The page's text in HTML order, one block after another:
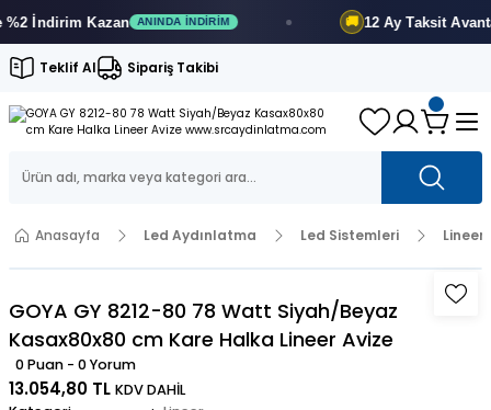
İndirimKazan ANINDA İNDIRIM 12 Ay Taksit Avantajı
Teklif Al Sipariş Takibi
Anasayfa Led Aydınlatma Led Sistemleri Lineer
GOYA GY 8212-80 78 Watt Siyah/Beyaz
Kasax80x80 cm Kare Halka Lineer Avize
0 Puan - 0 Yorum
13.054,80 TL KDV DAHİL